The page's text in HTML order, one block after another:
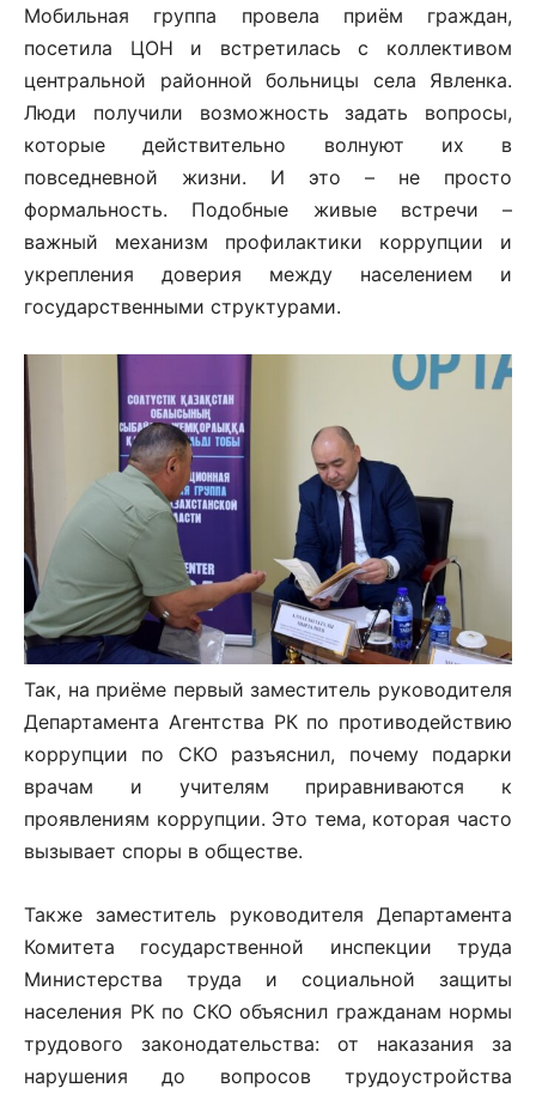
Мобильная группа провела приём граждан,
посетила ЦОН и встретилась с коллективом
центральной районной больницы села Явленка.
Люди получили возможность задать вопросы,
которые действительно волнуют их в
повседневной жизни. И это – не просто
формальность. Подобные живые встречи –
важный механизм профилактики коррупции и
укрепления доверия между населением и
государственными структурами.
Так, на приёме первый заместитель руководителя
Департамента Агентства РК по противодействию
коррупции по СКО разъяснил, почему подарки
врачам и учителям приравниваются к
проявлениям коррупции. Это тема, которая часто
вызывает споры в обществе.
Также заместитель руководителя Департамента
Комитета государственной инспекции труда
Министерства труда и социальной защиты
населения РК по СКО объяснил гражданам нормы
трудового законодательства: от наказания за
нарушения до вопросов трудоустройства